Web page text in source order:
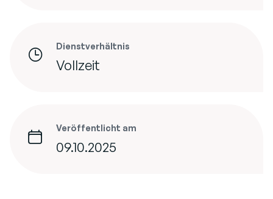
Dienstverhältnis
Vollzeit
Veröffentlicht am
09.10.2025